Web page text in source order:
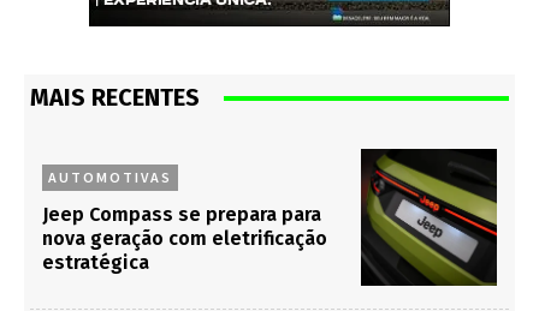
MAIS RECENTES
AUTOMOTIVAS
Jeep Compass se prepara para
nova geração com eletrificação
estratégica